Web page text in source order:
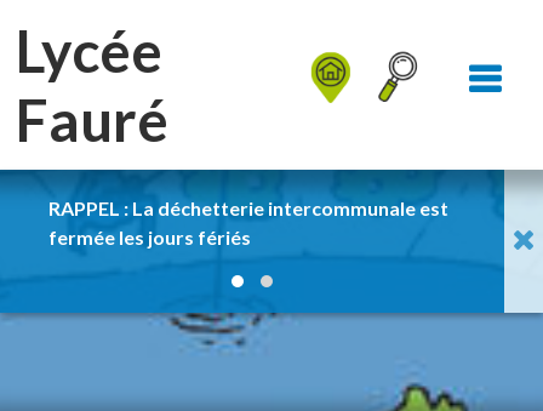
Aller à la recherche
Lycée
Fauré
RAPPEL : La déchetterie intercommunale est
fermée les jours fériés
de